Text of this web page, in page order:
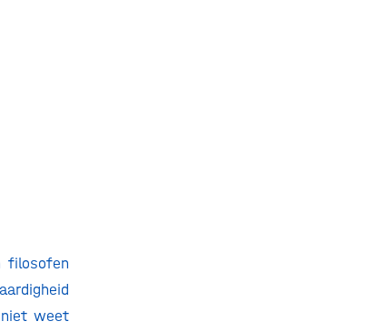
filosofen
niet weet